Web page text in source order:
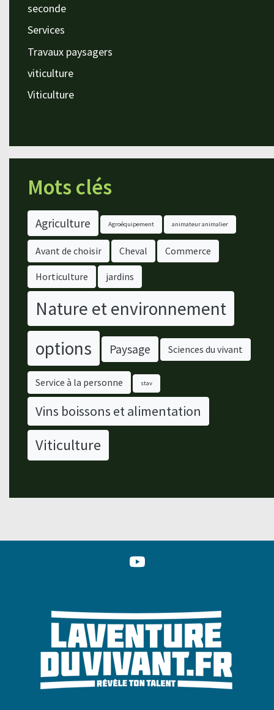
seconde
Services
Travaux paysagers
viticulture
Viticulture
Mots clés
Agriculture Agroéquipement animateur animalier
Avant de choisir Cheval Commerce
Horticulture jardins
Nature et environnement
options
Paysage Sciences du vivant
Service à la personne stav
Vins boissons et alimentation
Viticulture